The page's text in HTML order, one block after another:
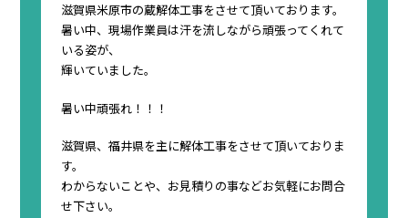
滋賀県米原市の蔵解体工事をさせて頂いております。
暑い中、現場作業員は汗を流しながら頑張ってくれて
いる姿が、
輝いていました。
暑い中頑張れ！！！
滋賀県、福井県を主に解体工事をさせて頂いておりま
す。
わからないことや、お見積りの事などお気軽にお問合
せ下さい。